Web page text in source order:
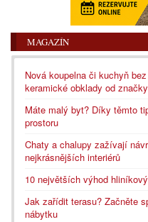
MAGAZÍN
Nová koupelna či kuchyň
keramické obklady od
Máte malý byt? Díky těmto
prostoru
Chaty a chalupy zažívají
nejkrásnějších interiérů
10 největších výhod
Jak zařídit terasu? Začněte
nábytku